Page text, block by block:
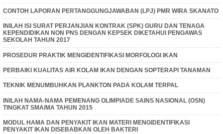
CONTOH LAPORAN PERTANGGUNGJAWABAN (LPJ) PMR WIRA SKANATO
INILAH ISI SURAT PERJANJIAN KONTRAK (SPK) GURU DAN TENAGA
KEPENDIDIKAN NON PNS DENGAN KEPSEK DIKETAHUI PENGAWAS
SEKOLAH TAHUN 2017
PROSEDUR PRAKTIK MENGIDENTIFIKASI MORFOLOGI IKAN
PERBAIKI KUALITAS AIR KOLAM IKAN DENGAN SOPTERAPI TANAMAN
TEKNIK MENUMBUHKAN PLANKTON PADA KOLAM TERPAL
INILAH NAMA-NAMA PEMENANG OLIMPIADE SAINS NASIONAL (OSN)
TINGKAT SMA/MA TAHUN 2015
MODUL HAMA DAN PENYAKIT IKAN MATERI MENGIDENTIFIKASI
PENYAKIT IKAN DISEBABKAN OLEH BAKTERI